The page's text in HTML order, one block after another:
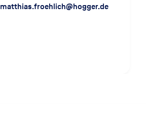
matthias.froehlich@hogger.de